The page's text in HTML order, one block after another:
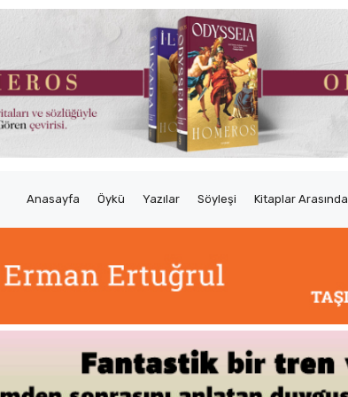
Anasayfa Öykü Yazılar Söyleşi Kitaplar Arasında